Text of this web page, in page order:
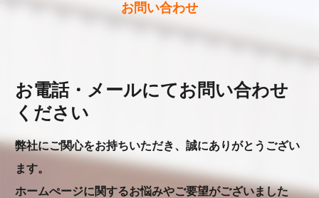
お問い合わせ
お電話・メールにてお問い合わせ
ください
弊社にご関心をお持ちいただき、誠にありがとうござい
ます。
ホームぺージに関するお悩みやご要望がございました